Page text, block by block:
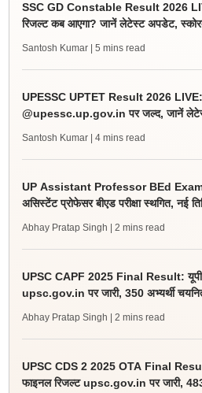
SSC GD Constable Result 2026
रिजल्ट कब आएगा? जानें लेटेस्ट अपडेट,
Santosh Kumar | 5 mins read
UPESSC UPTET Result 2026 LIVE:
@upessc.up.gov.in पर जल्द, जानें
Santosh Kumar | 4 mins read
UP Assistant Professor BEd
असिस्टेंट प्रोफेसर बीएड परीक्षा स्थगित, नई
Abhay Pratap Singh | 2 mins read
UPSC CAPF 2025 Final Result:
upsc.gov.in पर जारी, 350 अभ्यर्थी
Abhay Pratap Singh | 2 mins read
UPSC CDS 2 2025 OTA Final
फाइनल रिजल्ट upsc.gov.in पर जारी,